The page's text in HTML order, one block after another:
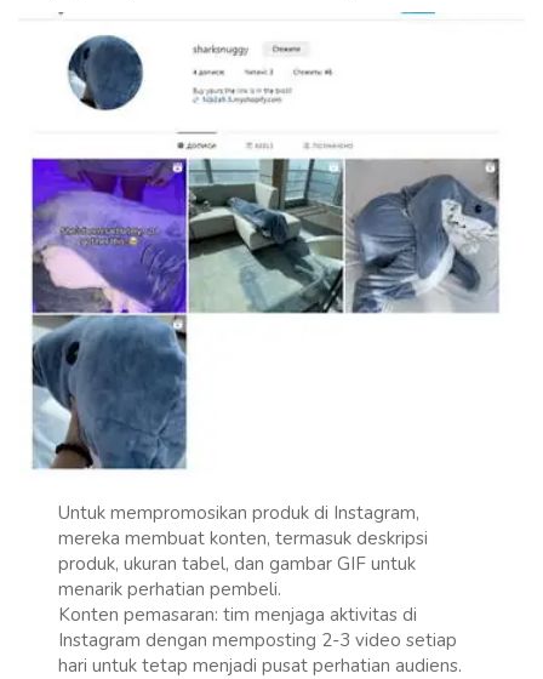
Untuk mempromosikan produk di Instagram,
mereka membuat konten, termasuk deskripsi
produk, ukuran tabel, dan gambar GIF untuk
menarik perhatian pembeli.
Konten pemasaran: tim menjaga aktivitas di
Instagram dengan memposting 2-3 video setiap
hari untuk tetap menjadi pusat perhatian audiens.